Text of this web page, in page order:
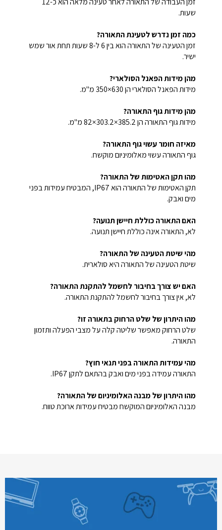
שעות.
כמה זמן נדרש לטעינת התאורה?
זמן הטעינה של התאורה הוא בין 6 ל-8 שעות תחת אור שמש
ישיר.
מהן מידות הפאנל הסולארי?
מידות הפאנל הסולארי הן 630×350 מ"מ.
מהן מידות גוף התאורה?
מידות גוף התאורה הן 385.2×303.2×82 מ"מ.
מאיזה חומר עשוי גוף התאורה?
גוף התאורה עשוי מאלומיניום מוקשח.
מהו תקן האטימות של התאורה?
תקן האטימות של התאורה הוא IP67, המבטיח עמידות בפני
מים ואבק.
האם התאורה כוללת חיישן תנועה?
לא, התאורה אינה כוללת חיישן תנועה.
מהי שיטת הטעינה של התאורה?
שיטת הטעינה של התאורה היא סולארית.
האם יש צורך בחיבור לחשמל להתקנת התאורה?
לא, אין צורך בחיבור לחשמל להתקנת התאורה.
מהו היתרון של שלט הרחוק בתאורה זו?
שלט הרחוק מאפשר שליטה קלה על מצבי הפעלה ותזמון
התאורה.
מהי עמידות התאורה בפני תנאי חוץ?
התאורה עמידה בפני מים ואבק בהתאם לתקן IP67.
מהו היתרון של מבנה האלומיניום של התאורה?
מבנה האלומיניום המוקשח מבטיח עמידות ארוכת טווח.